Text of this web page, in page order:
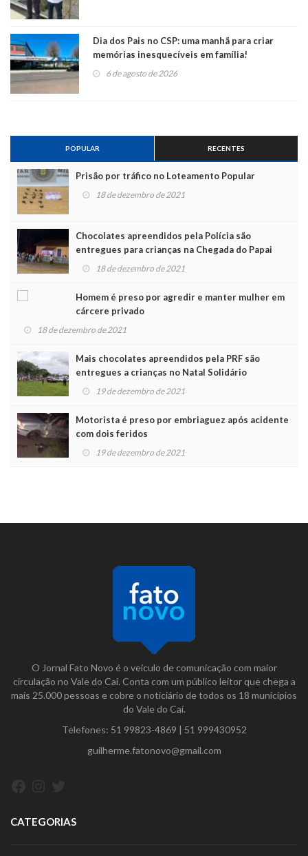
Dia dos Pais no CSP: uma manhã para criar
memórias inesquecíveis em família!
6 de agosto de 2026
POPULAR RECENTES
Prisão por tráfico no Loteamento Popular
18 de dezembro de 2021
Chocolates apreendidos pela Polícia são
entregues para crianças na Chegada do Papai
Noel
18 de dezembro de 2021
Homem é preso por agredir e manter mulher em
cárcere privado
18 de dezembro de 2021
Mais chocolates apreendidos pela PRF são
entregues a crianças no Natal Solidário
19 de dezembro de 2021
Motorista é preso por embriaguez após acidente
com dois feridos
19 de dezembro de 2021
O Jornal Fato Novo é o veículo de comunicação com maior
circulação no Vale do Caí. Conta com um público leitor que chega a
mais 25.000 pessoas e cobre o noticiário de todos os 18 municípios
do Vale do Caí.
Telefones: 51 99823-4869 | 51 999430952
guilherme.fatonovo@gmail.com
CATEGORIAS